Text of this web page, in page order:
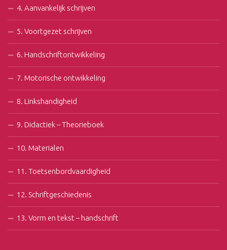
4. Aanvankelijk schrijven
5. Voortgezet schrijven
6. Handschriftontwikkeling
7. Motorische ontwikkeling
8. Linkshandigheid
9. Didactiek – Theorieboek
10. Materialen
11. Toetsenbordvaardigheid
12. Schriftgeschiedenis
13. Vorm en tekst – handschrift